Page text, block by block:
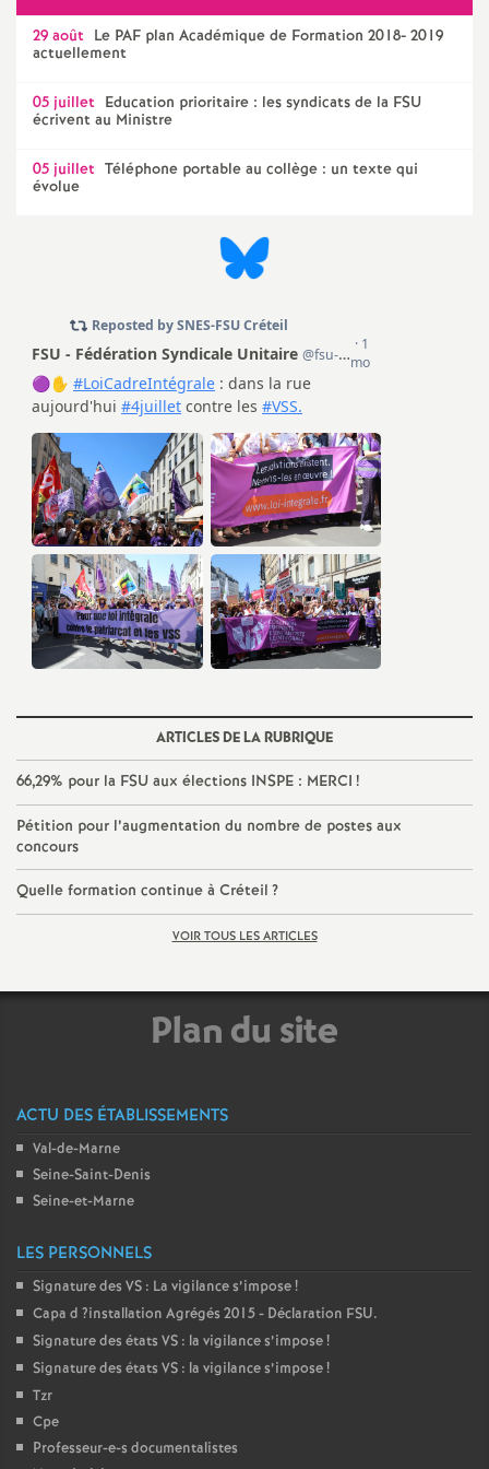
é
O
r
n
s
T
o
u
r
s
29 août Le PAF plan Académique de Formation 2018- 2019
actuellement
05 juillet Education prioritaire : les syndicats de la FSU
écrivent au Ministre
05 juillet Téléphone portable au collège : un texte qui
évolue
ARTICLES DE LA RUBRIQUE
66,29% pour la FSU aux élections INSPE : MERCI !
Pétition pour l’augmentation du nombre de postes aux
concours
Quelle formation continue à Créteil ?
VOIR TOUS LES ARTICLES
Plan du site
ACTU DES ÉTABLISSEMENTS
Val-de-Marne
Seine-Saint-Denis
Seine-et-Marne
LES PERSONNELS
Signature des VS : La vigilance s’impose!
Capa d ?installation Agrégés 2015 - Déclaration FSU.
Signature des états VS : la vigilance s’impose!
Signature des états VS : la vigilance s’impose!
Tzr
Cpe
Professeur-e-s documentalistes